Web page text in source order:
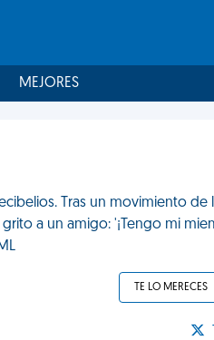
MEJORES
Tras un movimiento de
a un amigo: '¡Tengo mi
TE LO MERECES